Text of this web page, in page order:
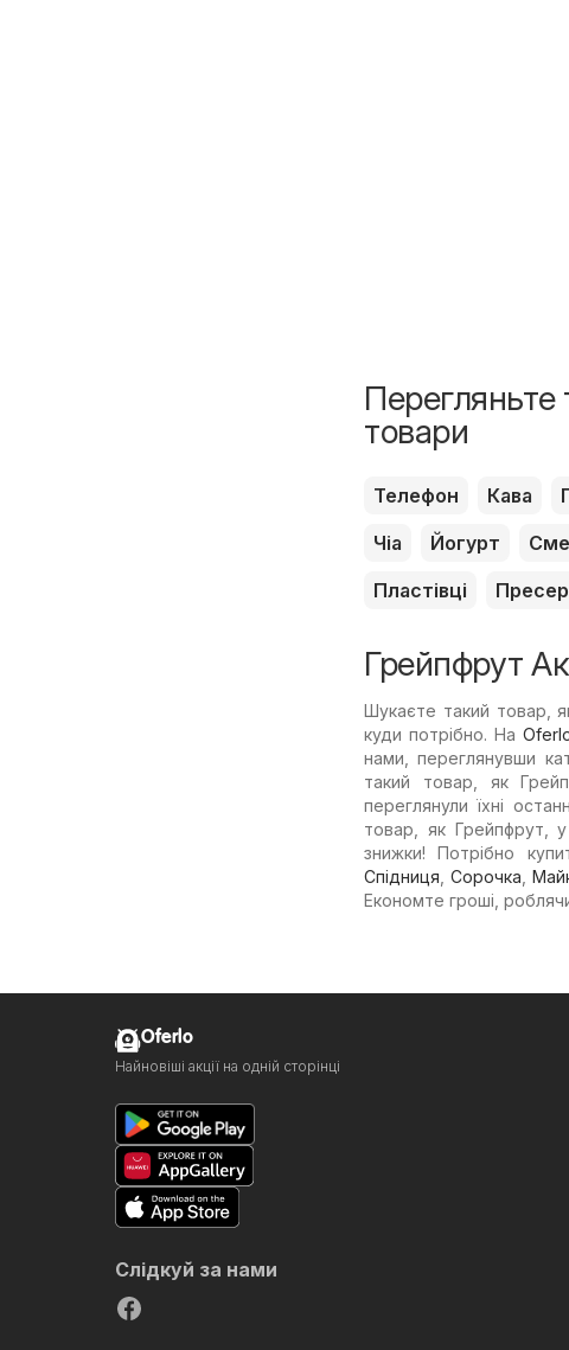
Перегляньте
товари
Телефон Кава
Чіа
Йогурт
Пластівці
Грейпфрут
Шукаєте такий товар,
куди потрібно. На
нами, переглянувши
такий товар, як
переглянули їхні
товар, як Грейпфрут, у
знижки! Потрібно
Спідниця Сорочка
Економте гроші,
Oferlo
Найновіші акції на одній сторінці
Слідкуй за нами